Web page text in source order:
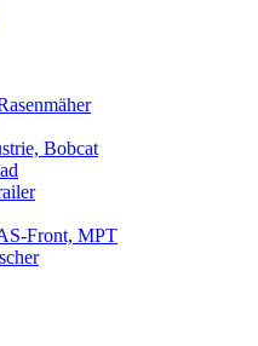
Bobcat
Front, MPT